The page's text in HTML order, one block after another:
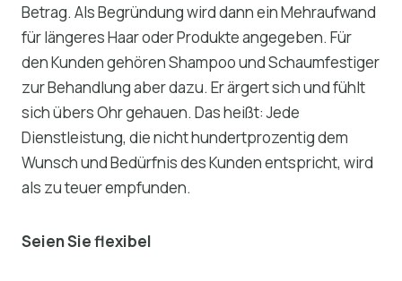
Betrag. Als Begründung wird dann ein Mehraufwand
für längeres Haar oder Produkte angegeben. Für
den Kunden gehören Shampoo und Schaumfestiger
zur Behandlung aber dazu. Er ärgert sich und fühlt
sich übers Ohr gehauen. Das heißt: Jede
Dienstleistung, die nicht hundertprozentig dem
Wunsch und Bedürfnis des Kunden entspricht, wird
als zu teuer empfunden.
Seien Sie flexibel